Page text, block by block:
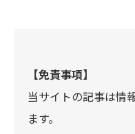
【免責事項】
当サイトの記事は情
ます。